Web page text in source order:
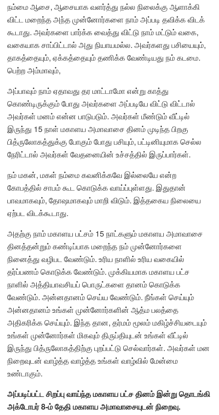
நம்மை ஆசை, ஆசையாக வளர்த்து நல்ல நிலைக்கு ஆளாக்கி
விட்ட மறைந்த அந்த முன்னோர்களை நாம் அப்படி தவிக்க விடக்
கூடாது. அவர்களை பார்க்க வைத்து விட்டு நாம் மட்டும் வகை,
வகையாக சாப்பிட்டால் அது நியாயமல்ல. அவர்களது பசியையும்,
தாகத்தையும், ஏக்கத்தையும் தணிக்க வேண்டியது நம் கடமை.
பெற்ற அம்மாவும்,
அப்பாவும் நாம் ஏதாவது தர மாட்டாமோ என்று காத்து
கொண்டிருக்கும் போது அவர்களை அப்படியே விட்டு விட்டால்
அவர்கள் மனம் என்ன பாடுபடும். அவர்கள் மீண்டும் வீட்டில்
இருந்து 15 நாள் மகாளய அமாவாசை தினம் முடிந்த பிறகு
பித்ருலோகத்துக்கு போகும் போது பசியும், பட்டினியுமாக செல்ல
நேரிட்டால் அவர்கள் வேதனையின் உச்சத்தில் இருப்பார்கள்.
நம் மகன், மகள் நம்மை கவனிக்கவே இல்லையே என்ற
கோபத்தில் சாபம் கூட கொடுக்க வாய்ப்புள்ளது. இதுதான்
பாவமாகவும், தோஷமாகவும் மாறி விடும். இத்தகைய நிலையை
ஏற்பட விடக்கூடாது.
அதற்கு நாம் மகாளய பட்சம் 15 நாட்களும் மகாளய அமாவாசை
தினத்தன்றும் கண்டிப்பாக மறைந்த நம் முன்னோர்களை
நினைத்து வழிபட வேண்டும். உரிய நாளில் உரிய வகையில்
தர்ப்பணம் கொடுக்க வேண்டும். முக்கியமாக மகாளய பட்ச
நாளில் அத்தியாவசியப் பொருட்களை தானம் கொடுக்க
வேண்டும். அன்னதானம் செய்ய வேண்டும். நீங்கள் செய்யும்
அன்னதானம் உங்கள் முன்னோர்களின் ஆத்ம பலத்தை
அதிகரிக்க செய்யும். இந்த தான, தர்மம் மூலம் மகிழ்ச்சியடையும்
உங்கள் முன்னோர்கள் மிகவும் திருப்தியுடன் உங்கள் வீட்டில்
இருந்து பித்ருலோகத்திற்கு புறப்பட்டு செல்வார்கள். அவர்கள் மன
நிறைவுடன் வாழ்த்த வாழ்த்த உங்கள் வாழ்வில் மேன்மை
உண்டாகும்.
அப்படிப்பட்ட சிறப்பு வாய்ந்த மகாளய பட்ச தினம் இன்று தொடங்கி
அக்டோபர் 8-ம் தேதி மகாளய அமாவாசையுடன் நிறைவு.